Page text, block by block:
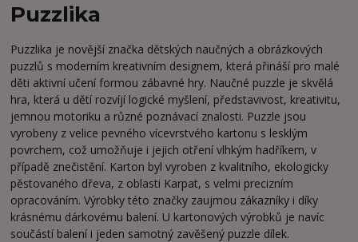
Puzzlika
Puzzlika je novější značka dětských naučných a obrázkových
puzzlů s moderním kreativním designem, která přináší pro malé
děti aktivní učení formou zábavné hry. Naučné puzzle je skvělá
hra, která u dětí rozvíjí logické myšlení, představivost, kreativitu,
jemnou motoriku a různé poznávací znalosti. Puzzle jsou
vyrobeny z velice pevného vícevrstvého kartonu s lesklým
povrchem, což umožňuje i jejich otření vlhkým hadříkem, v
případě znečistění. Karton byl vyroben z kvalitního, ekologicky
pěstovaného dřeva, z oblasti Karpat, s velmi precizním
opracováním. Výrobky této značky zaujmou zákazníky i díky
krásnému dárkovému balení. U kartonových výrobků je navíc
součástí balení i jeden samotný zavěšený puzzle dílek.